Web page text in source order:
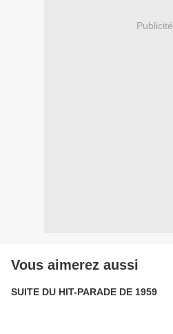
Publicité
Vous aimerez aussi
SUITE DU HIT-PARADE DE 1959